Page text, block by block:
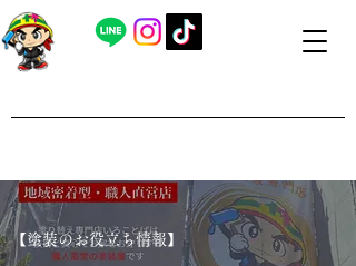
​【塗装のお役立ち情報】